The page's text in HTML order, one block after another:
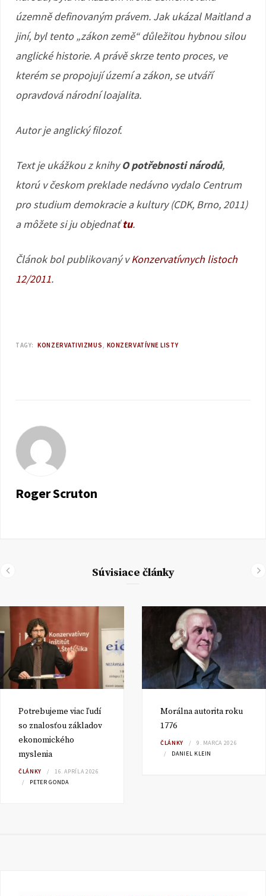
územně definovaným právem. Jak ukázal Maitland a
jiní, byl tento „zákon země“ důležitou hybnou silou
anglické historie. A právě skrze tento proces, ve
kterém se propojují území a zákon, se utváří
opravdová národní loajalita.
Autor je anglický filozof.
Text je ukážkou z knihyO potřebnosti národů,
ktorú v českom preklade nedávno vydalo Centrum
pro studium demokracie a kultury (CDK, Brno, 2011)
a môžete si ju objednaťtu.
Článok bol publikovaný vKonzervatívnych listoch
12/2011.
TAGY: KONZERVATIVIZMUS KONZERVATÍVNE LISTY
Roger Scruton
Súvisiace články
Potrebujeme viac ľudí
so znalosťou základov
ekonomického
myslenia
ČLÁNKY
16. APRÍLA 2026
PETER GONDA
Morálna autorita roku
1776
ČLÁNKY
9. MARCA 2026
DANIEL KLEIN